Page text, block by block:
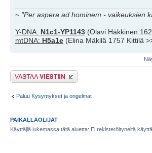
~ "Per aspera ad hominem - vaikeuksien
Y-DNA: N1c1-YP1143 (Olavi Häkkinen
mtDNA: H5a1e (Elina Mäkilä 1757 Kittilä
Lähetä vastaus
Paluu Kysymykset ja ongelmat
PAIKALLAOLIJAT
Käyttäjiä lukemassa tätä aluetta: Ei rekisteröityneitä